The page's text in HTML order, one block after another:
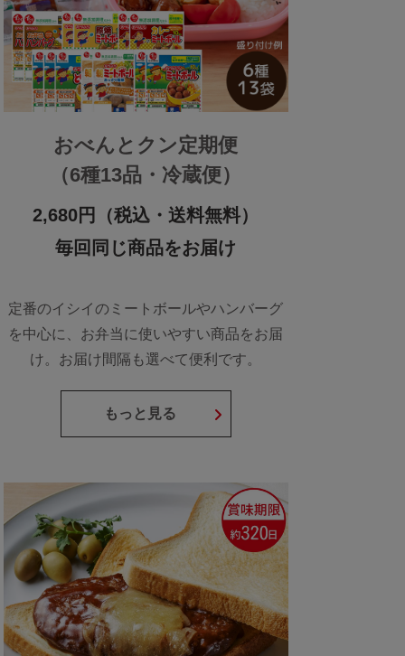
おべんとクン定期便
（6種13品・冷蔵便）
2,680円（税込・送料無料）
毎回同じ商品をお届け
定番のイシイのミートボールやハンバーグ
を中心に、お弁当に使いやすい商品をお届
け。お届け間隔も選べて便利です。
もっと見る